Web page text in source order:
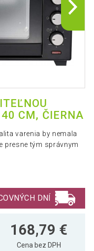
CM, ČIERNA
varenia by nemala
presne tým správnym
DNÍ
168,79 €
Cena bez DPH